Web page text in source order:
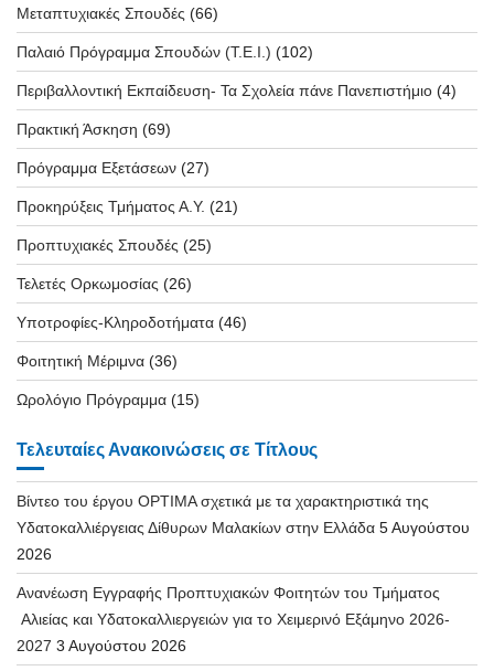
Μεταπτυχιακές Σπουδές (66)
Παλαιό Πρόγραμμα Σπουδών (T.E.I.) (102)
Περιβαλλοντική Εκπαίδευση- Τα Σχολεία πάνε Πανεπιστήμιο (4)
Πρακτική Άσκηση (69)
Πρόγραμμα Εξετάσεων (27)
Προκηρύξεις Τμήματος Α.Υ. (21)
Προπτυχιακές Σπουδές (25)
Τελετές Ορκωμοσίας (26)
Υποτροφίες-Κληροδοτήματα (46)
Φοιτητική Μέριμνα (36)
Ωρολόγιο Πρόγραμμα (15)
Τελευταίες Ανακοινώσεις σε Τίτλους
Βίντεο του έργου OPTIMA σχετικά με τα χαρακτηριστικά της
Υδατοκαλλιέργειας Δίθυρων Μαλακίων στην Ελλάδα 5 Αυγούστου
2026
Ανανέωση Εγγραφής Προπτυχιακών Φοιτητών του Τμήματος
Αλιείας και Υδατοκαλλιεργειών για το Χειμερινό Εξάμηνο 2026-
2027 3 Αυγούστου 2026